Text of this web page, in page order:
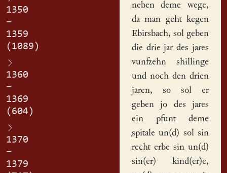
1350
–
1359
(1089)
1360
–
1369
(604)
1370
–
1379
neben deme wege,
da man geht kegen
Ebirsbach, sol geben
die drie jar des jares
vunfzehn shillinge
und noch den drien
jaren, so sol er
geben jo des jares
ein pfunt deme
spitale un(d) sol sin
recht erbe sin un(d)
sin(er) kind(er)e,